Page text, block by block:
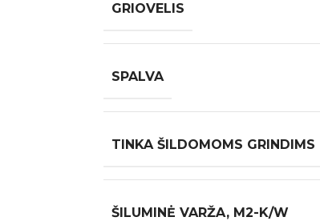
GRIOVELIS
SPALVA
TINKA ŠILDOMOMS GRINDIMS
ŠILUMINĖ VARŽA, M2-K/W